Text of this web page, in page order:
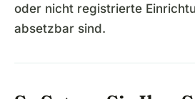
oder nicht registrierte
absetzbar sind.